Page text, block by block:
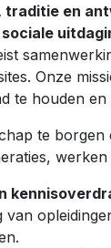
traditie en
Onze
te houden
te
van